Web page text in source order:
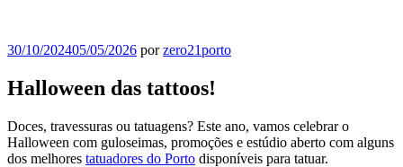
Publicado
30/10/202405/05/2026 porzero21porto
Halloween das tattoos!
Doces, travessuras ou tatuagens? Este ano, vamos celebrar o
Halloween com guloseimas, promoções e estúdio aberto com alguns
dos melhores tatuadores do Porto disponíveis para tatuar.